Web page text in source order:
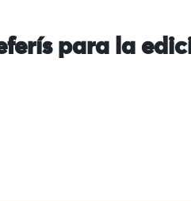
para la